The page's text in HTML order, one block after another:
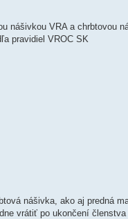
nášivkou VRA a chrbtovou
pravidiel VROC SK
nášivka, ako aj predná
vrátiť po ukončení členstva